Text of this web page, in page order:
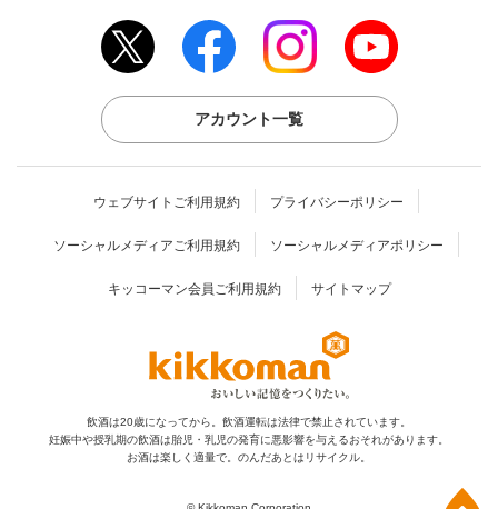
アカウント一覧
ウェブサイトご利用規約 プライバシーポリシー
ソーシャルメディアご利用規約 ソーシャルメディアポリシー
キッコーマン会員ご利用規約 サイトマップ
飲酒は20歳になってから。飲酒運転は法律で禁止されています。
妊娠中や授乳期の飲酒は胎児・乳児の発育に悪影響を与えるおそれがあります。
お酒は楽しく適量で。のんだあとはリサイクル。